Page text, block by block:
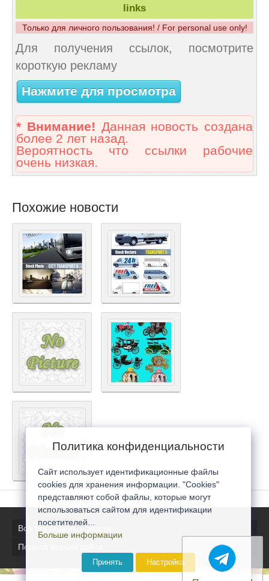
links
Только для личного пользования! / For personal use only!
Для получения ссылок, посмотрите
короткую рекламу
Нажмите для просмотра
* Внимание! Данная новость создана
более 2 лет назад.
Вероятность что ссылки рабочие
очень низкая.
Похожие новости
Все последние новости
Полная версия сайта
Политика конфиденциальности
Сайт использует идентификационные файлы
cookies для хранения информации. "Cookies"
представляют собой файлы, которые могут
использоваться сайтом для идентификации
посетителей...
Больше информации
Принять Настройка